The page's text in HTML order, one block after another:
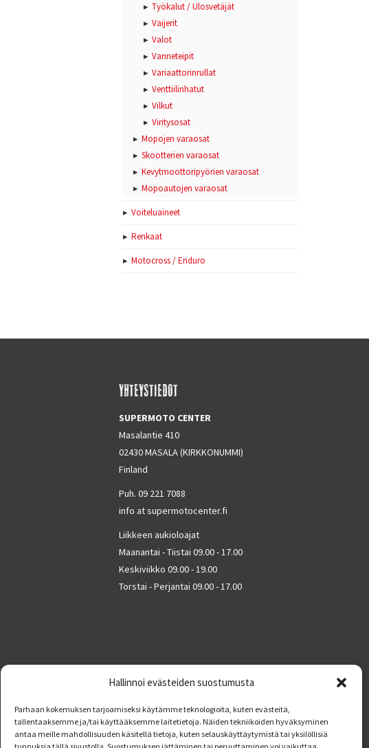
Hallinnoi evästeiden suostumusta
Parhaan kokemuksen tarjoamiseksi käytämme teknologioita, kuten evästeitä,
tallentaaksemme ja/tai käyttääksemme laitetietoja. Näiden tekniikoiden hyväksyminen
antaa meille mahdollisuuden käsitellä tietoja, kuten selauskäyttäytymistä tai yksilöllisiä
Työkalut / Ulosvetäjät
Vaijerit
Valot
Vanneteipit
Variaattorinrullat
Venttiilinhatut
Vilkut
Viritysosat
Mopojen varaosat
Skootterien varaosat
Kevytmoottoripyörien varaosat
Mopoautojen varaosat
Voiteluaineet
Renkaat
Motocross / Enduro
YHTEYSTIEDOT
SUPERMOTO CENTER
Masalantie 410
02430 MASALA (KIRKKONUMMI)
Finland
Puh. 09 221 7088
info at supermotocenter.fi
Liikkeen aukioloajat
Maanantai - Tiistai 09.00 - 17.00
Keskiviikko 09.00 - 19.00
Torstai - Perjantai 09.00 - 17.00